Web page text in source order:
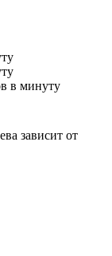
в минуту
зависит от